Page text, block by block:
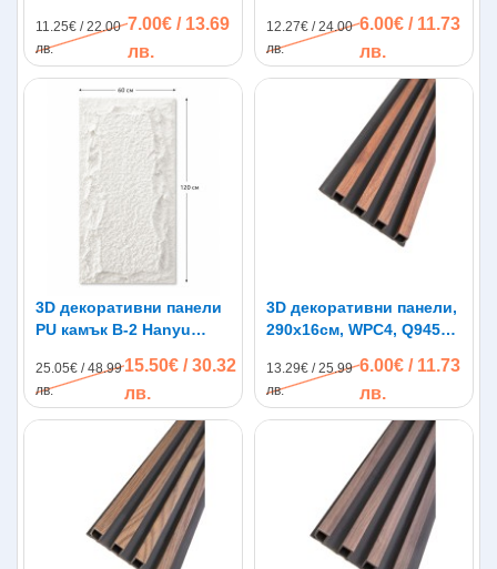
11.25€ / 22.00
лв.
7.00€ / 13.69
лв.
12.27€ / 24.00
лв.
6.00€ / 11.73
лв.
3D декоративни панели
PU камък B-2 Hanyu
външен монтаж,
600*1200*50mm
25.05€ / 48.99
лв.
15.50€ / 30.32
лв.
3D декоративни панели,
290х16см, WPC4, Q9451-
13.29€ / 25.99
лв.
6.00€ / 11.73
лв.